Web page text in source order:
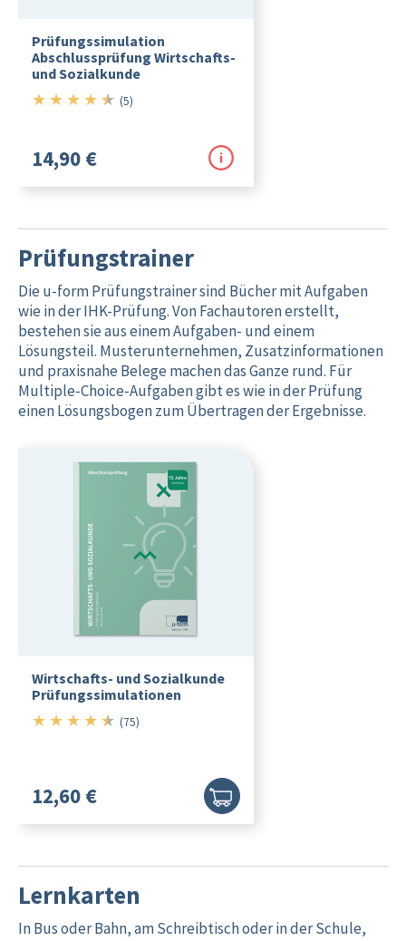
Prüfungssimulation
Abschlussprüfung Wirtschafts-
und Sozialkunde
★ ★ ★ ★ ★ 4.5/5
(5)
14,90 €
Prüfungstrainer
Die u-form Prüfungstrainer sind Bücher mit Aufgaben
wie in der IHK-Prüfung. Von Fachautoren erstellt,
bestehen sie aus einem Aufgaben- und einem
Lösungsteil. Muster­unternehmen, Zusatzinformationen
und praxisnahe Belege machen das Ganze rund. Für
Multiple-Choice-Aufgaben gibt es wie in der Prüfung
einen Lösungsbogen zum Übertragen der Ergebnisse.
Wirtschafts- und Sozialkunde
Prüfungssimulationen
★ ★ ★ ★ ★ 4.5/5
(75)
12,60 €
Lernkarten
In Bus oder Bahn, am Schreibtisch oder in der Schule,